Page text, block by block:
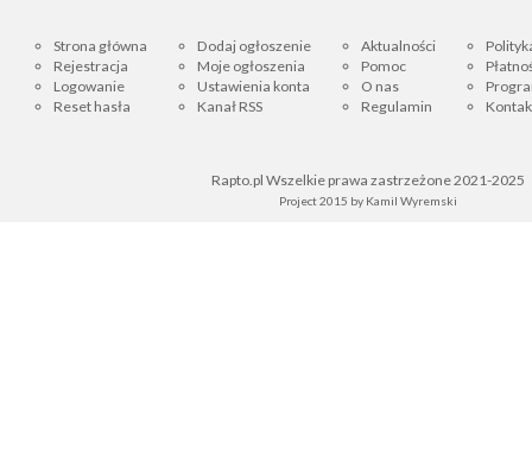
Strona główna
Rejestracja
Logowanie
Reset hasła
Dodaj ogłoszenie
Moje ogłoszenia
Ustawienia konta
Kanał RSS
Aktualności
Pomoc
O nas
Regulamin
Rapto.pl Wszelkie prawa zastrzeżone 2021-2025
Project 2015 by Kamil Wyremski